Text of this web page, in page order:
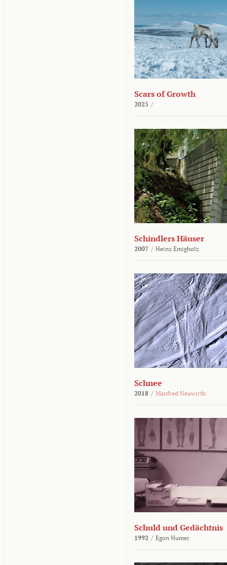
Scars of Growth
2025 /
Schindlers Häuser
2007 / Heinz Emigholz
Schnee
2018 / Manfred Neuwirth
Schuld und Gedächtnis
1992 / Egon Humer